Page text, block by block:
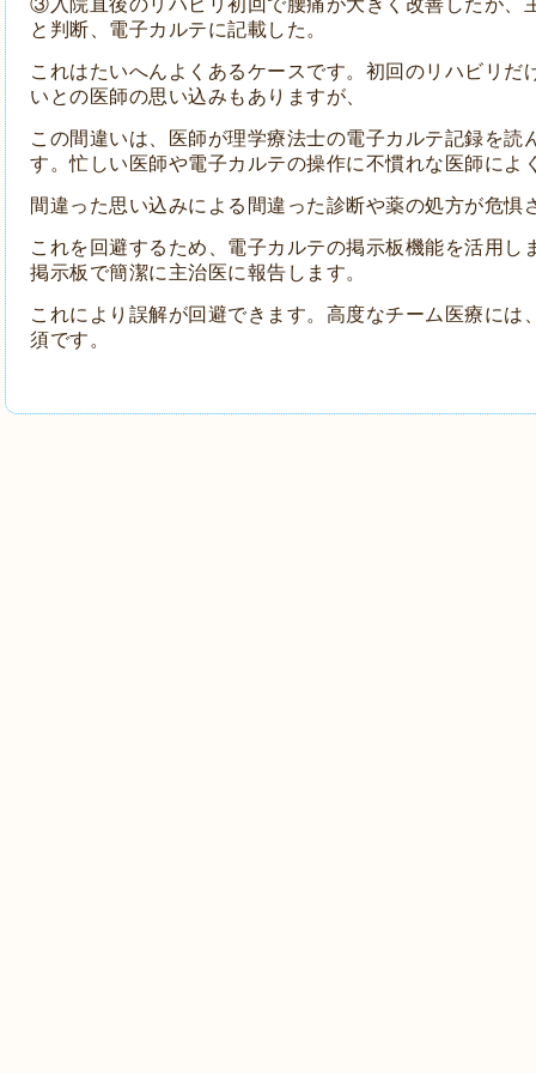
③入院直後のリハビリ初回で腰痛が大きく改善したが、
と判断、電子カルテに記載した。
これはたいへんよくあるケースです。初回のリハビリだ
いとの医師の思い込みもありますが、
この間違いは、医師が理学療法士の電子カルテ記録を読
す。忙しい医師や電子カルテの操作に不慣れな医師によ
間違った思い込みによる間違った診断や薬の処方が危惧
これを回避するため、電子カルテの掲示板機能を活用し
掲示板で簡潔に主治医に報告します。
これにより誤解が回避できます。高度なチーム医療には
須です。